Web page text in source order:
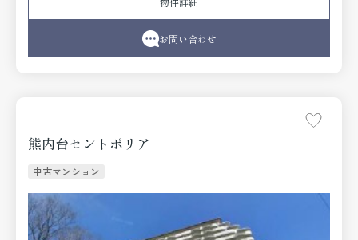
お問い合わせ
熊内台セントポリア
中古マンション